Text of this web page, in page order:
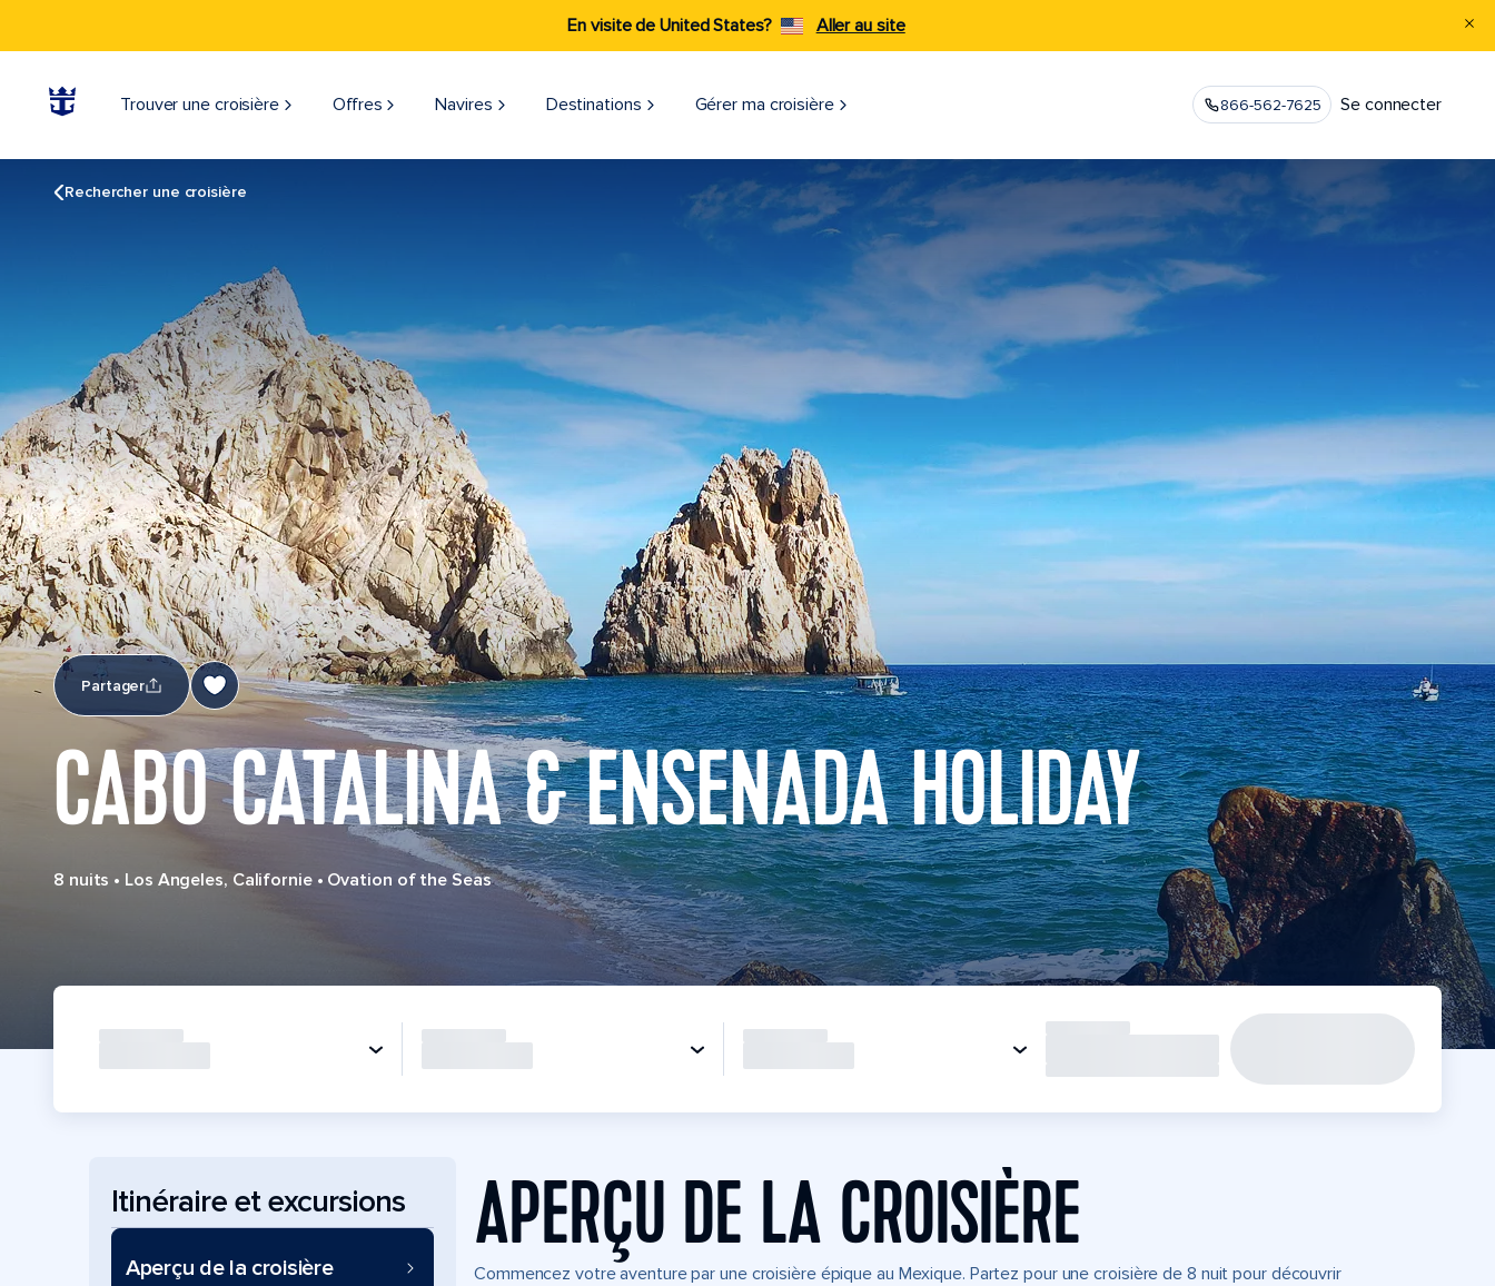
En visite de United States? Aller au site
Trouver une croisière Offres Navires Destinations Gérer ma croisière​ 866-562-7625 Se connecter
Rechercher une croisière
Partager
CABO CATALINA & ENSENADA HOLIDAY
8 nuits • Los Angeles, Californie• Ovation of the Seas
Itinéraire et excursions
Aperçu de la croisière APERÇU DE LA CROISIÈRE
Commencez votre aventure par une croisière épique au Mexique. Partez pour une croisière de 8 nuit pour découvrir